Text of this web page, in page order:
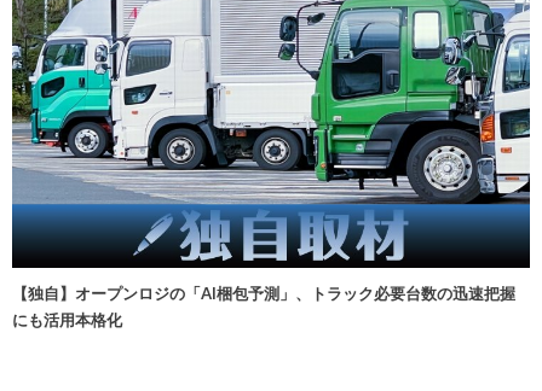
【独自】オープンロジの「AI梱包予測」、トラック必要台数の迅速把握
にも活用本格化